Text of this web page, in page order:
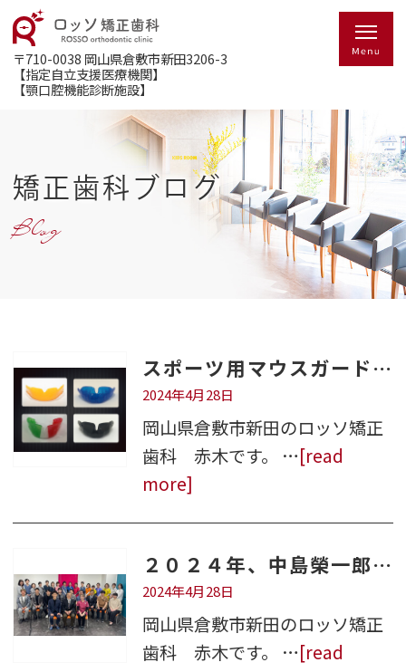
〒710-0038 岡山県倉敷市新田3206-3
【指定自立支援医療機関】
【顎口腔機能診断施設】
矯正歯科ブログ
Blog
スポーツ用マウスガードの種類について（2024年版）
2024年4月28日
岡山県倉敷市新田のロッソ矯正
歯科 赤木です。 …[read
more]
２０２４年、中島榮一郎先生の矯正セミナー参加のご報告。
2024年4月28日
岡山県倉敷市新田のロッソ矯正
歯科 赤木です。 …[read